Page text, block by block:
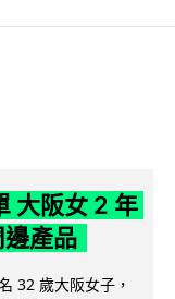
大阪女 2 年
產品
32 歲大阪女子，